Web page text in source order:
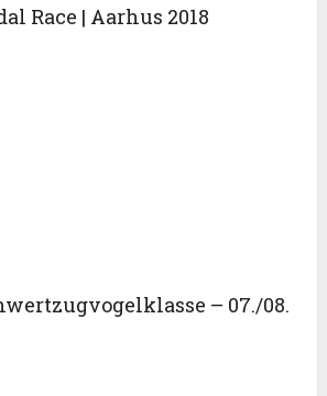
Race | Aarhus 2018
– 07./08.